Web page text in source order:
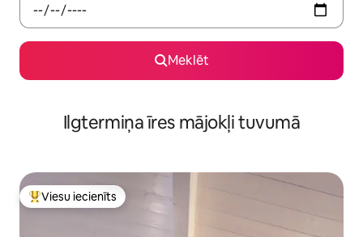
Meklēt
Ilgtermiņa īres mājokļi tuvumā
Populārs viesu iecienīts mājoklis
Viesu iecienīts